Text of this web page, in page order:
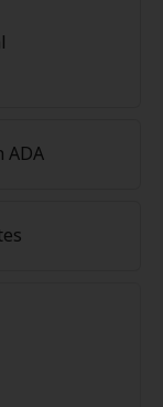
ADA